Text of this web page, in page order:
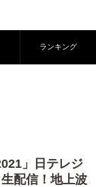
ランキング
」日テレジ
配信！地上波